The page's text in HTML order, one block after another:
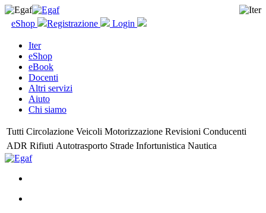
eShop Registrazione Login
Iter
eShop
eBook
Docenti
Altri servizi
Aiuto
Chi siamo
Tutti Circolazione Veicoli Motorizzazione Revisioni Conducenti
ADR Rifiuti Autotrasporto Strade Infortunistica Nautica